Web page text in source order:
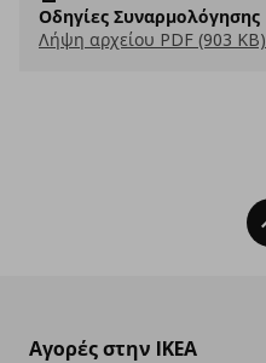
Οδηγίες Συναρμολόγησης
Λήψη αρχείου PDF (903 KB)
Αγορές στην IKEA